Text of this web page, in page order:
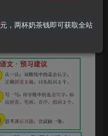
元，两杯奶茶钱即可获取全站